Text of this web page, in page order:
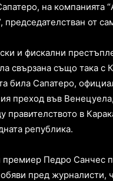
на компанията
председателстван от
и фискални
свързана също така с
била Сапатеро,
преход във
правителството в
република.
премиер Педро Санчес
пред журналисти,